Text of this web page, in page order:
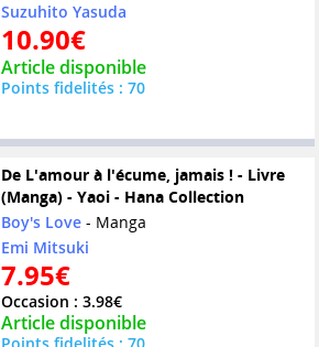
Suzuhito Yasuda
10.90€
Article disponible
Points fidelités : 70
De L'amour à l'écume, jamais ! - Livre
(Manga) - Yaoi - Hana Collection
Boy's Love- Manga
Emi Mitsuki
7.95€
Occasion : 3.98€
Article disponible
Points fidelités : 70